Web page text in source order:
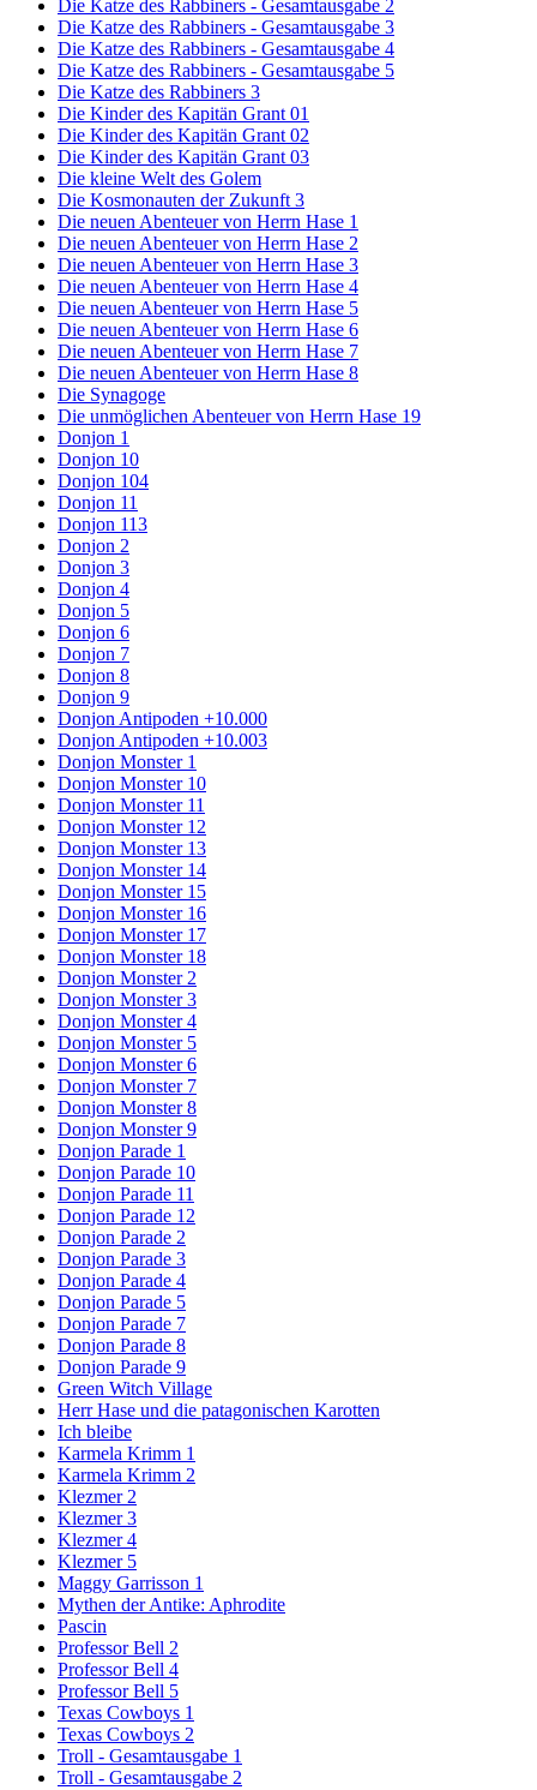
Die Katze des Rabbiners - Gesamtausgabe 2
Die Katze des Rabbiners - Gesamtausgabe 3
Die Katze des Rabbiners - Gesamtausgabe 4
Die Katze des Rabbiners - Gesamtausgabe 5
Die Katze des Rabbiners 3
Die Kinder des Kapitän Grant 01
Die Kinder des Kapitän Grant 02
Die Kinder des Kapitän Grant 03
Die kleine Welt des Golem
Die Kosmonauten der Zukunft 3
Die neuen Abenteuer von Herrn Hase 1
Die neuen Abenteuer von Herrn Hase 2
Die neuen Abenteuer von Herrn Hase 3
Die neuen Abenteuer von Herrn Hase 4
Die neuen Abenteuer von Herrn Hase 5
Die neuen Abenteuer von Herrn Hase 6
Die neuen Abenteuer von Herrn Hase 7
Die neuen Abenteuer von Herrn Hase 8
Die Synagoge
Die unmöglichen Abenteuer von Herrn Hase 19
Donjon 1
Donjon 10
Donjon 104
Donjon 11
Donjon 113
Donjon 2
Donjon 3
Donjon 4
Donjon 5
Donjon 6
Donjon 7
Donjon 8
Donjon 9
Donjon Antipoden +10.000
Donjon Antipoden +10.003
Donjon Monster 1
Donjon Monster 10
Donjon Monster 11
Donjon Monster 12
Donjon Monster 13
Donjon Monster 14
Donjon Monster 15
Donjon Monster 16
Donjon Monster 17
Donjon Monster 18
Donjon Monster 2
Donjon Monster 3
Donjon Monster 4
Donjon Monster 5
Donjon Monster 6
Donjon Monster 7
Donjon Monster 8
Donjon Monster 9
Donjon Parade 1
Donjon Parade 10
Donjon Parade 11
Donjon Parade 12
Donjon Parade 2
Donjon Parade 3
Donjon Parade 4
Donjon Parade 5
Donjon Parade 7
Donjon Parade 8
Donjon Parade 9
Green Witch Village
Herr Hase und die patagonischen Karotten
Ich bleibe
Karmela Krimm 1
Karmela Krimm 2
Klezmer 2
Klezmer 3
Klezmer 4
Klezmer 5
Maggy Garrisson 1
Mythen der Antike: Aphrodite
Pascin
Professor Bell 2
Professor Bell 4
Professor Bell 5
Texas Cowboys 1
Texas Cowboys 2
Troll - Gesamtausgabe 1
Troll - Gesamtausgabe 2